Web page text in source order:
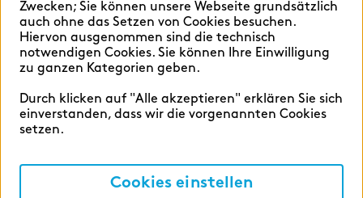
Deutsch English
Datenschutz
Zwecken; Sie können unsere Webseite grundsätzlich
auch ohne das Setzen von Cookies besuchen.
Hiervon ausgenommen sind die technisch
notwendigen Cookies. Sie können Ihre Einwilligung
zu ganzen Kategorien geben.
Durch klicken auf "Alle akzeptieren" erklären Sie sich
einverstanden, dass wir die vorgenannten Cookies
setzen.
Cookies einstellen